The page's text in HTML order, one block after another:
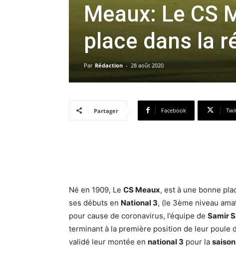
Meaux: Le CS
place dans la
Par Rédaction - 28 août 2020
Partager Facebook
Né en 1909, Le ​ CS Meaux​, est à une bonne
ses débuts en National 3​, (le 3ème niveau
pour cause de coronavirus, l’équipe de ​ Samir
terminant à la première position de leur poule
validé leur montée en ​ national 3 ​ pour la ​